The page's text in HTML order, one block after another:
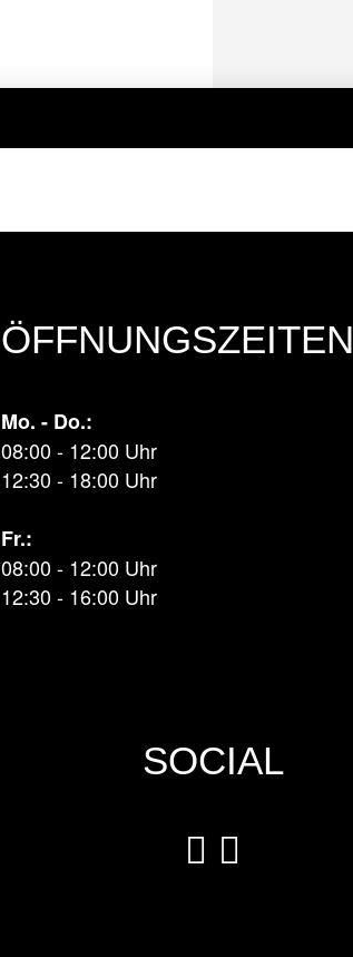
SOCIAL
ÖFFNUNGSZEITEN
Mo. - Do.:
08:00 - 12:00 Uhr
12:30 - 18:00 Uhr
Fr.:
08:00 - 12:00 Uhr
12:30 - 16:00 Uhr